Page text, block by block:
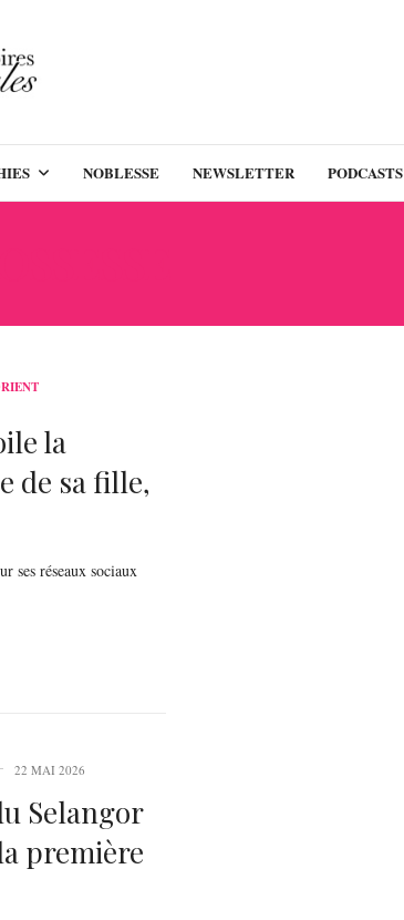
NOBLESSE NEWSLETTER PODCASTS
la
de sa fille,
ses réseaux sociaux
22 MAI 2026
Selangor
première